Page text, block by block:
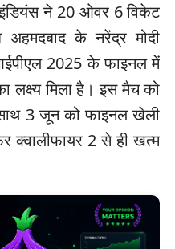
ने 20 ओवर 6 विकेट
के नरेंद्र मोदी
2025 के फाइनल में
लक्ष्य मिला है। इस मैच को
3 जून को फाइनल खेली
क्वालीफायर 2 से ही खत्म